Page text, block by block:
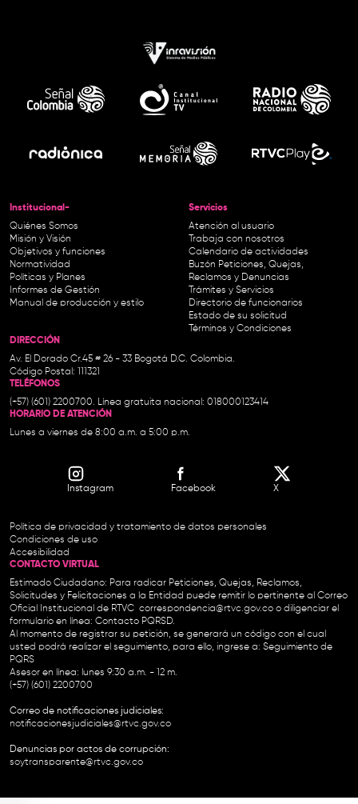
Institucional-
Quiénes Somos
Misión y Visión
Objetivos y funciones
Normatividad
Políticas y Planes
Informes de Gestión
Manual de producción y estilo
Servicios
Atención al usuario
Trabaja con nosotros
Calendario de actividades
Buzón Peticiones, Quejas,
Reclamos y Denuncias
Trámites y Servicios
Directorio de funcionarios
Estado de su solicitud
Términos y Condiciones
DIRECCIÓN
Av. El Dorado Cr.45 # 26 - 33 Bogotá D.C. Colombia.
Código Postal: 111321
TELÉFONOS
(+57) (601) 2200700. Línea gratuita nacional: 018000123414
HORARIO DE ATENCIÓN
Lunes a viernes de 8:00 a.m. a 5:00 p.m.
Instagram Facebook X
Política de privacidad y tratamiento de datos personales
Condiciones de uso
Accesibilidad
CONTACTO VIRTUAL
Estimado Ciudadano: Para radicar Peticiones, Quejas, Reclamos,
Solicitudes y Felicitaciones a la Entidad puede remitir lo pertinente al Correo
Oficial Institucional de RTVC correspondencia@rtvc.gov.co o diligenciar el
formulario en línea: Contacto PQRSD.
Al momento de registrar su petición, se generará un código con el cual
usted podrá realizar el seguimiento, para ello, ingrese a: Seguimiento de
PQRS
Asesor en línea: lunes 9:30 a.m. - 12 m.
(+57) (601) 2200700
Correo de notificaciones judiciales:
notificacionesjudiciales@rtvc.gov.co
Denuncias por actos de corrupción:
soytransparente@rtvc.gov.co